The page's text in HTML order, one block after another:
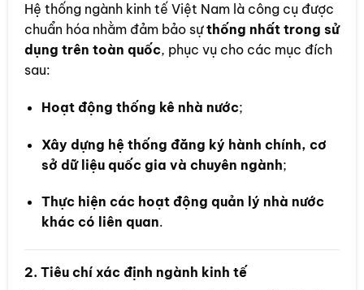
Hệ thống ngành kinh tế Việt Nam là công cụ được
chuẩn hóa nhằm đảm bảo sựthống nhất trong sử
dụng trên toàn quốc, phục vụ cho các mục đích
sau:
Hoạt động thống kê nhà nước;
Xây dựng hệ thống đăng ký hành chính, cơ
sở dữ liệu quốc gia và chuyên ngành;
Thực hiện các hoạt động quản lý nhà nước
khác có liên quan.
2. Tiêu chí xác định ngành kinh tế